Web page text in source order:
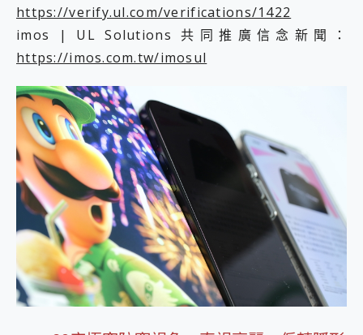
https://verify.ul.com/verifications/1422
imos | UL Solutions 共同推廣信念新聞：
https://imos.com.tw/imosul